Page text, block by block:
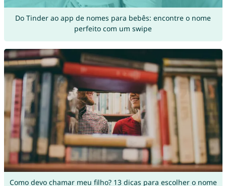
Do Tinder ao app de nomes para bebês: encontre o nome
perfeito com um swipe
Como devo chamar meu filho? 13 dicas para escolher o nome